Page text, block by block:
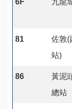
6F 九龍
81
佐敦(
站)
86
黃泥
總站